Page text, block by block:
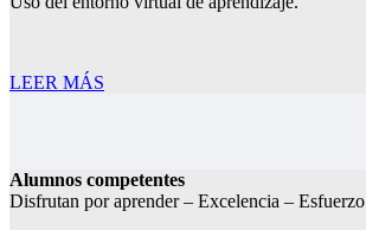
LEER MÁS
Alumnos competentes
Disfrutan por aprender – Excelencia – Esfuerzo